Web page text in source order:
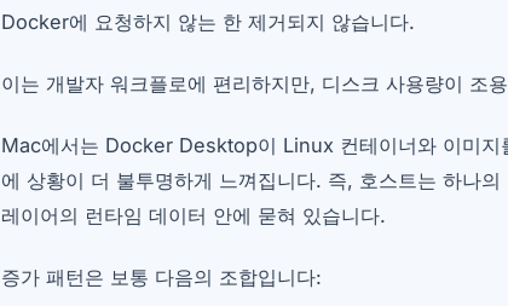
Docker에 요청하지 않는 한 제거되지 않습니다.
이는 개발자 워크플로에 편리하지만, 디스크 사용량이 조
Mac에서는 Docker Desktop이 Linux 컨테이너와 이미지
에 상황이 더 불투명하게 느껴집니다. 즉, 호스트는 하나
레이어의 런타임 데이터 안에 묻혀 있습니다.
증가 패턴은 보통 다음의 조합입니다: